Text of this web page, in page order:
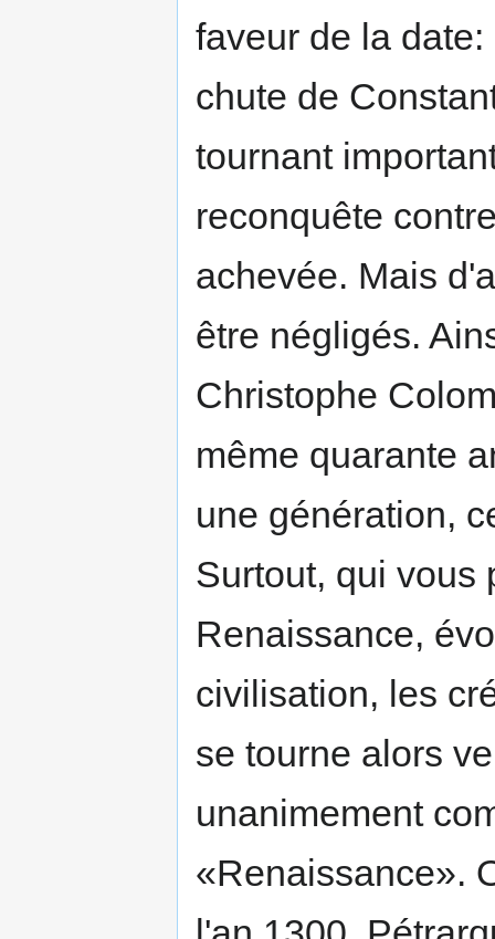
faveur de la
chute de
tournant
reconquête
achevée. Mais
être négligés.
Christophe
même quarante
une génération,
Surtout, qui vous
Renaissance,
civilisation, les
se tourne alors
unanimement
«Renaissance».